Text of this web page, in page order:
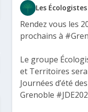
Les
Rendez vous les
prochains à
Le groupe
et Territoires
Journées d’été
Grenoble